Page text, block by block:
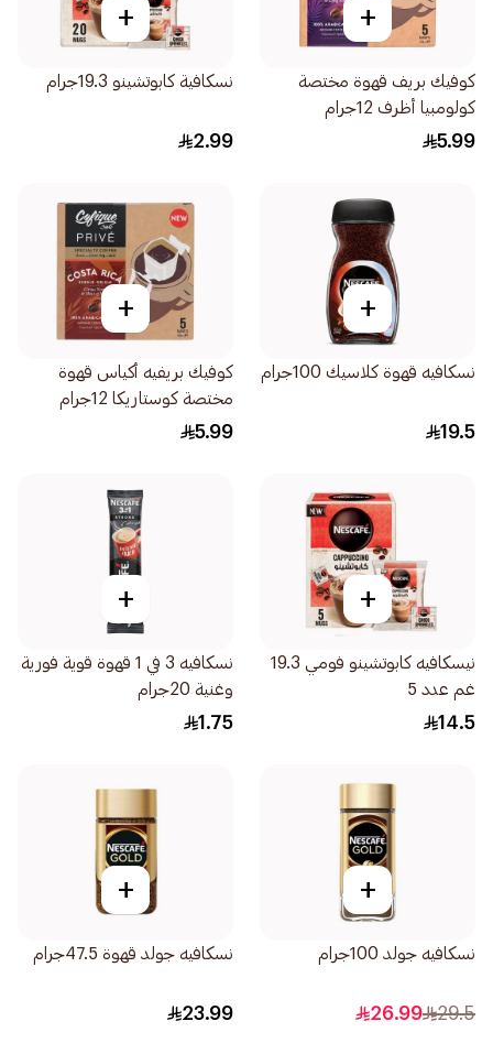
+
كوفيك بريف قهوة مختصة
كولومبيا أظرف 12جرام
5.99
+
نسكافية كابوتشينو 19.3جرام
2.99
+
نسكافيه قهوة كلاسيك 100جرام
19.5
+
كوفيك بريفيه أكياس قهوة
مختصة كوستاريكا 12جرام
5.99
+
نيسكافيه كابوتشينو فومي 19.3
غم عدد 5
14.5
+
نسكافيه 3 في 1 قهوة قوية فورية
وغنية 20جرام
1.75
+
نسكافيه جولد 100جرام
29.5
26.99
+
نسكافيه جولد قهوة 47.5جرام
23.99